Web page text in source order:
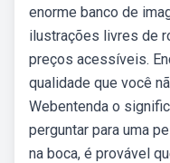
enorme banco de
ilustrações livres de
preços acessíveis.
qualidade que você
Webentenda o
perguntar para uma
na boca, é provável